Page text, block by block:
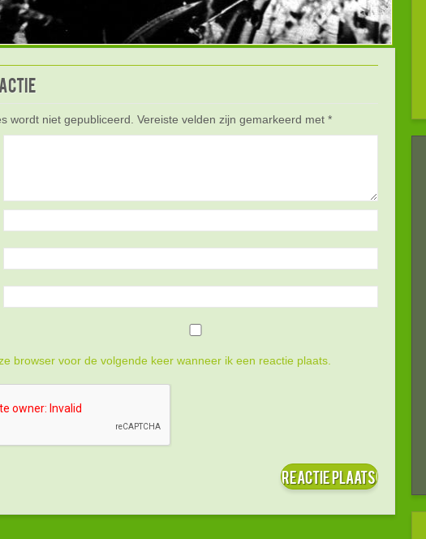
wordt niet gepubliceerd. Vereiste velden zijn gemarkeerd met *
browser voor de volgende keer wanneer ik een reactie plaats.